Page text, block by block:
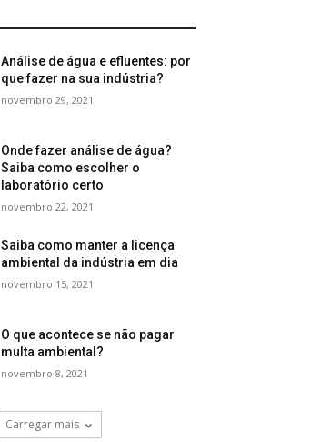
Análise de água e efluentes: por
que fazer na sua indústria?
novembro 29, 2021
Onde fazer análise de água?
Saiba como escolher o
laboratório certo
novembro 22, 2021
Saiba como manter a licença
ambiental da indústria em dia
novembro 15, 2021
O que acontece se não pagar
multa ambiental?
novembro 8, 2021
Carregar mais